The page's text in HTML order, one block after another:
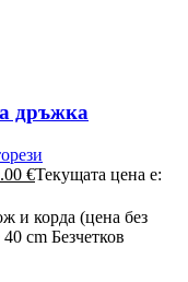
дръжка
€Текущата цена е:
и корда (цена без
cm Безчетков